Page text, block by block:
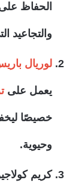
الحفاظ
والتجاعيد
لوريال
يعمل على
خصيصًا
وحيوية.
كريم